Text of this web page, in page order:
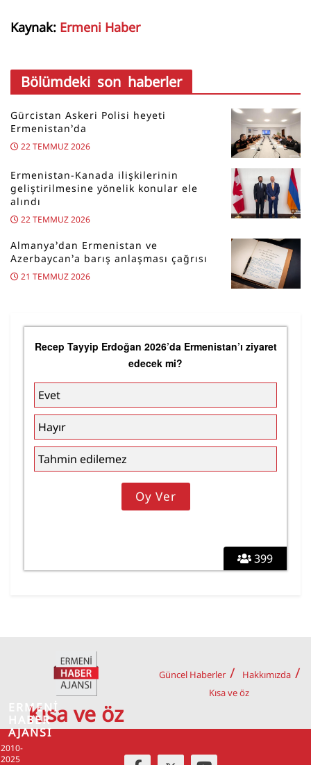
Kaynak: Ermeni Haber
Bölümdeki son haberler
Gürcistan Askeri Polisi heyeti
Ermenistan’da
22 TEMMUZ 2026
Ermenistan-Kanada ilişkilerinin
geliştirilmesine yönelik konular ele
alındı
22 TEMMUZ 2026
Almanya’dan Ermenistan ve
Azerbaycan’a barış anlaşması çağrısı
21 TEMMUZ 2026
399
Recep Tayyip Erdoğan 2026’da Ermenistan’ı ziyaret
edecek mi?
Evet
Hayır
Tahmin edilemez
Kısa ve öz
Güncel Haberler
Hakkımızda
Kısa ve öz
2010-
2025
ERMENİ
HABER
AJANSI